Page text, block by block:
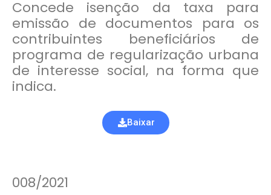
Concede isenção da taxa para
emissão de documentos para os
contribuintes beneficiários de
programa de regularização urbana
de interesse social, na forma que
indica.
Baixar
008/2021